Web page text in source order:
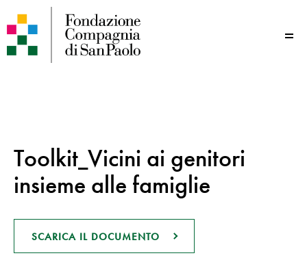
Toolkit_Vicini ai genitori
insieme alle famiglie
SCARICA IL DOCUMENTO